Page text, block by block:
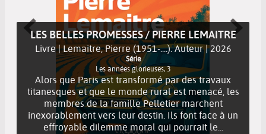
JE VAIS TE DÉTRUIRE / LINWOOD BARCLAY
Livre | Barclay, Linwood (1955-....). Auteur | 2026
Professeur de littérature dans un lycée de l'Etat du
Connecticut, Richard Boyle parvient à empêcher un
élève de faire exploser l'établissement. Il est perçu
comme un héros tandis qu'il reste traumatisé d'avoir
échoué à sauver l'ad...